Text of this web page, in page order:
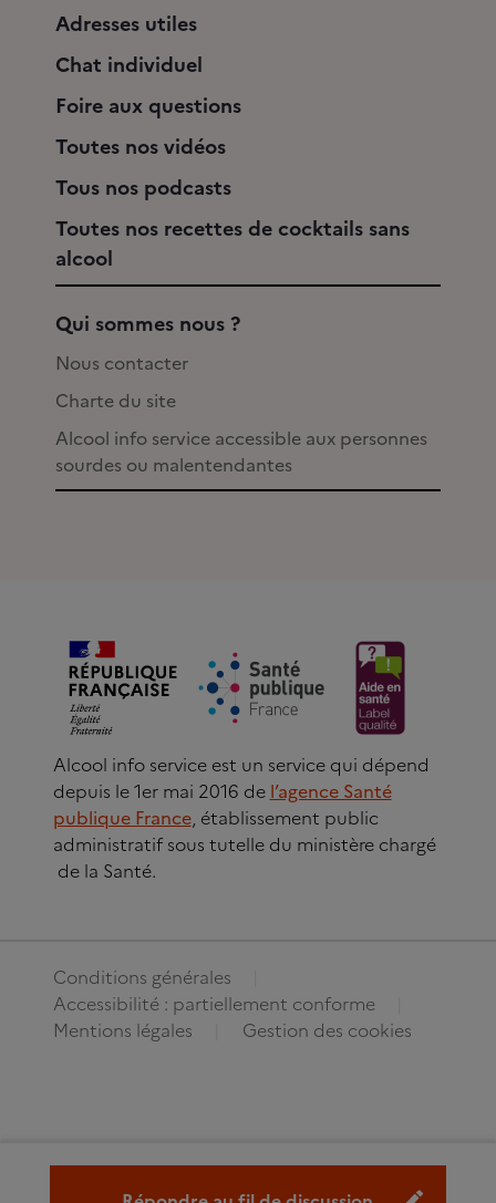
Adresses utiles
Chat individuel
Foire aux questions
Toutes nos vidéos
Tous nos podcasts
Toutes nos recettes de cocktails sans
alcool
Qui sommes nous ?
Nous contacter
Charte du site
Alcool info service accessible aux personnes
sourdes ou malentendantes
Alcool info service est un service qui dépend
depuis le 1er mai 2016 de l’agence Santé
publique France, établissement public
administratif sous tutelle du ministère chargé
de la Santé.
Conditions générales
Accessibilité : partiellement conforme
Mentions légales
Gestion des cookies